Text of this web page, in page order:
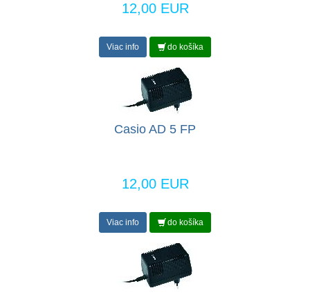
12,00 EUR
Viac info do košíka
Casio AD 5 FP
12,00 EUR
Viac info do košíka